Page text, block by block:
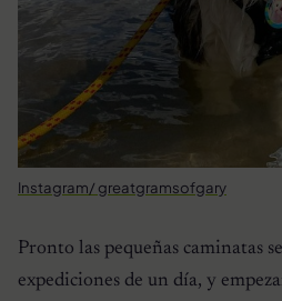
Instagram/ greatgramsofgary
Pronto las pequeñas caminatas
expediciones de un día, y